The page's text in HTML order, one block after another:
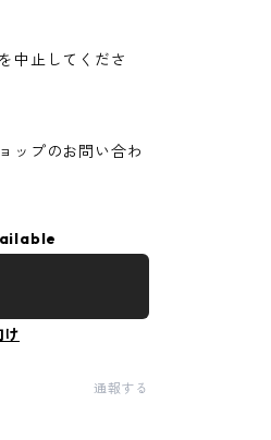
中止してくださ
ップのお問い合わ
け
通報する